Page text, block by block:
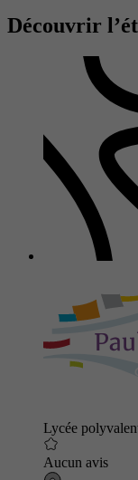
Découvrir
Lycée
Aucun avis